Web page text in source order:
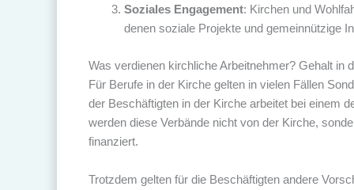
Soziales Engagement: Kirchen und
denen soziale Projekte und gemeinnützige
Was verdienen kirchliche Arbeitnehmer? Gehalt in
Für Berufe in der Kirche gelten in vielen Fällen
der Beschäftigten in der Kirche arbeitet bei einem
werden diese Verbände nicht von der Kirche,
finanziert.
Trotzdem gelten für die Beschäftigten andere